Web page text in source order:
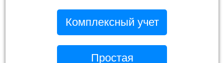
Комплексный учет
Простая